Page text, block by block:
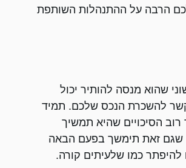
הרבה על ההתנהלות השותפת
שהוא מנסה להותיר יכול
להשכרת הנכס שלכם. תמיד
הסיכויים שהיא תמשיך
שגם זאת תימשך בפעם הבאה
כמו שלעיתים קורה.